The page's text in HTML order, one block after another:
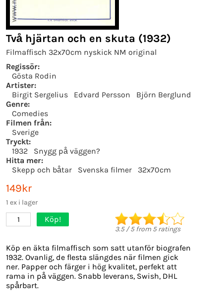
Två hjärtan och en skuta (1932)
Filmaffisch 32x70cm nyskick NM original
Regissör:
Gösta Rodin
Artister:
Birgit Sergelius
Edvard Persson
Björn Berglund
Genre:
Comedies
Filmen från:
Sverige
Tryckt:
1932
Snygg på väggen?
Hitta mer:
Skepp och båtar
Svenska filmer 32x70cm
149kr
1 ex i lager
1 Köp!
3.5/5from 5ratings
Köp en äkta filmaffisch som satt utanför biografen
1932. Ovanlig, de flesta slängdes när filmen gick
ner. Papper och färger i hög kvalitet, perfekt att
rama in på väggen. Snabb leverans, Swish, DHL
spårbart.